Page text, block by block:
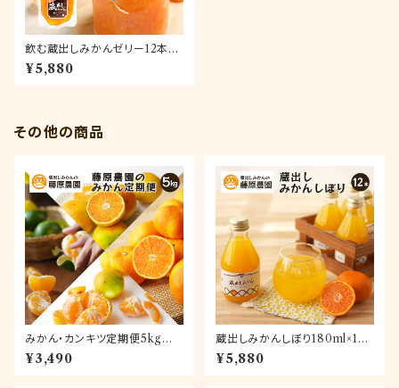
飲む蔵出しみかんゼリー12本セ
ット【送料無料】
¥5,880
その他の商品
みかん・カンキツ定期便5kg｜
和歌山県下津町の藤原農園から
旬のみかんを毎月産地直送でお
¥3,490
蔵出しみかんしぼり180ml×12
本【送料無料】
¥5,880